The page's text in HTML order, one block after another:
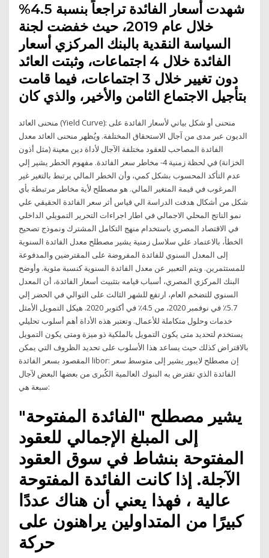
شهدت أسعار الفائدة تراجعاً بنسبة 4.5%
خلال عام 2019، حيث خفضت لجنة
السياسة النقدية بالبنك المركزي أسعار
الفائدة خلال 4 اجتماعات، وثبتت العائد
دون تغيير خلال 3 اجتماعات، فيما قامت
بتأجيل الاجتماع الثامن والأخير، والذي كان
منحنى العائد (Yield Curve): منحنى أو شكل بياني لأسعار الفائدة على
الديون عبر مدى من آجال الاستحقاق المختلفة. ويُظهر منحنى العائد معدل
الفائدة المصاحب للعقود مختلفة الآجال لأداة دين معينة (مثل أذون
الخزانة) في لحظة زمنية 4- مخاطر سعر الفائدة. مفهوم الخطر يشير إلي
عدم التأكد المحسوب بشكل كمي، وأن الخطر المالي يرتبط بالتغير غير
المرغوب في قيمة المتغير المالي. هو مصطلح لأية مخاطر مرتبطة بأي
شكل من أشكال هدفت الدراسة الي قياس أثر سعر الفائدة الحقيقي علي
نمو الناتج المحلي الاجمالي في اطار اجراءات التحرير التمويلي الداخلي
في الاقتصاد المصري باستخدام منهج التكامل المشترك ونموذج تصحيح
الخطأ، بالاعتماد علي سلاسل زمنية يشير مصطلح معدل الفائدة السنوية
إلى المعدل السنوي للفائدة المفروضة على المقترضين والمدفوعة
للمستثمرين. ويتم التعبير عن معدل الفائدة السنوية كنسبة مئوية. وأوضح
البنك المركزي المصري، أسباب قيامه بتثبيت أسعار الفائدة، أن المعدل
السنوي للتضخم العام، ارتفع للشهر الثالث على التوالي في الحضر إلي
5.7٪ في نوفمبر 2020، من 4.5٪ في أكتوبر 2020. هيكل التمويل الأمثل
خدمات وحلول متكاملة للأعمال. وتعتبر هذه الأداة أهم أسلوب تحليلي
يستخدم لتحديد متى يكون التمويل بالملكية ذو ميزة ومتى يكون التمويل
بالاقتراض كذلك حيث يساعد هذا الأسلوب على تحديد الظروف التي يمكن
المقصود بسعر الفائدة libor: إن مصطلح لايبور يشير إلى متوسط سعر
الفائدة الذي تقترض به البنوك العالمية الكُبرى من بعضها البعض لآجال
سبعة هي:
يشير مصطلح "الفائدة المفتوحة"
إلى المبلغ الإجمالي للعقود
المفتوحة بنشاط في سوق العقود
الآجلة. إذا كانت الفائدة المفتوحة
عالية ، فهذا يعني أن هناك عددًا
كبيرًا من المتداولين يراهنون على
حركة